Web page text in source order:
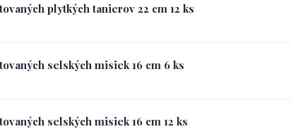
plytkých tanierov 22 cm 12 ks
selských misiek 16 cm 6 ks
selských misiek 16 cm 12 ks